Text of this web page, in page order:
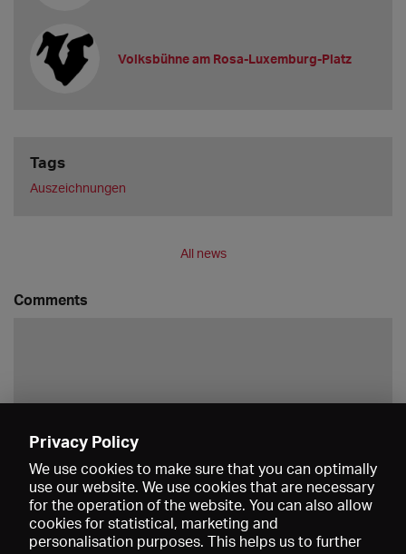
Volksbühne am Rosa-Luxemburg-Platz
Tags
Auszeichnungen
All news
Comments
Privacy Policy
We use cookies to make sure that you can optimally
use our website. We use cookies that are necessary
for the operation of the website. You can also allow
cookies for statistical, marketing and
personalisation purposes. This helps us to further